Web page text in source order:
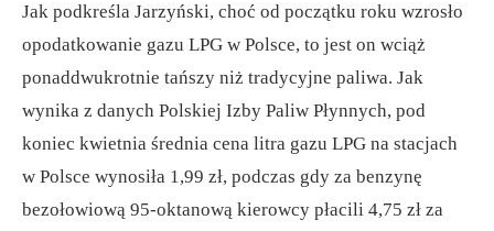
Jak podkreśla Jarzyński, choć od początku roku wzrosło
opodatkowanie gazu LPG w Polsce, to jest on wciąż
ponaddwukrotnie tańszy niż tradycyjne paliwa. Jak
wynika z danych Polskiej Izby Paliw Płynnych, pod
koniec kwietnia średnia cena litra gazu LPG na stacjach
w Polsce wynosiła 1,99 zł, podczas gdy za benzynę
bezołowiową 95-oktanową kierowcy płacili 4,75 zł za